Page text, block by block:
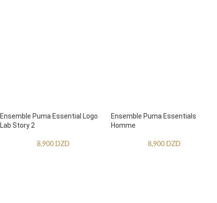
Ensemble Puma Essential Logo
Lab Story 2
8,900 DZD
Ensemble Puma Essentials
Homme
8,900 DZD